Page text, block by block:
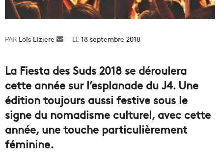
Loïs Elziere
Envoyer18 septembre 2018
La Fiesta des Suds 2018 se déroulera
cette année sur l’esplanade du J4. Une
édition toujours aussi festive sous le
signe du nomadisme culturel, avec cette
année, une touche particulièrement
féminine.